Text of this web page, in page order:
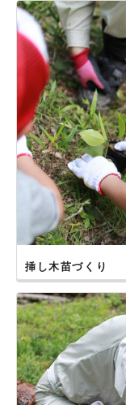
2018年11月11日
【宮崎県国富町】法
2018年10月28日
【福岡県古賀市】古
2018年10月14日
【長崎県長崎市】な
2018年10月13日
【熊本県熊本市】水
2018年８月26日
【佐賀県佐賀市】こ
2018年６月17日
【福岡県北九州市】
2018年６月２日、３
【鹿児島県鹿児島市
した！
2018年５月27日
【大分県大分市】高
2018年５月20日
【宮崎県宮崎市】こ
2018年５月13日
【福岡県福岡市】舞
挿し木苗づくり